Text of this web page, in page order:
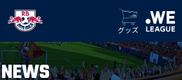
グッズ
NEWS